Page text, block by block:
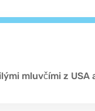
mluvčími z USA